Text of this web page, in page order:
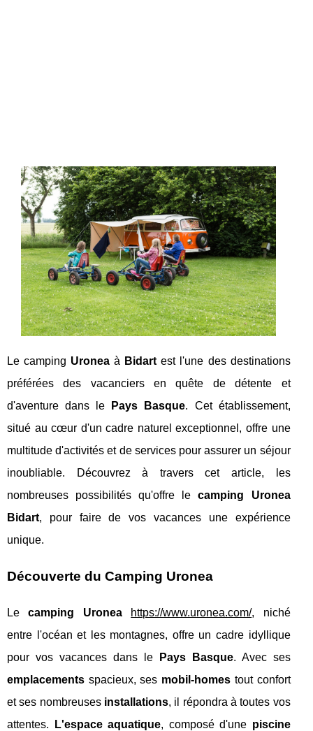
Le camping Uronea à Bidart est l'une des destinations
préférées des vacanciers en quête de détente et
d'aventure dans le
Pays Basque. Cet établissement,
situé au cœur d'un cadre naturel exceptionnel, offre une
multitude d'activités et de services pour assurer un séjour
inoubliable. Découvrez à travers cet article, les
nombreuses possibilités qu'offre lecamping Uronea
Bidart, pour faire de vos vacances une expérience
unique.
Découverte du Camping Uronea
Lecamping Uronea https://www.uronea.com/, niché
entre l'océan et les montagnes, offre un cadre idyllique
pour vos vacances dans le
Pays Basque. Avec ses
emplacements spacieux, ses mobil-homes tout confort
et ses nombreuses installations, il répondra à toutes vos
attentes.
L'espace aquatique, composé d'une piscine